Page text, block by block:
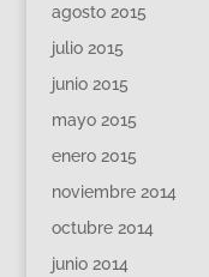
agosto 2015
julio 2015
junio 2015
mayo 2015
enero 2015
noviembre 2014
octubre 2014
junio 2014